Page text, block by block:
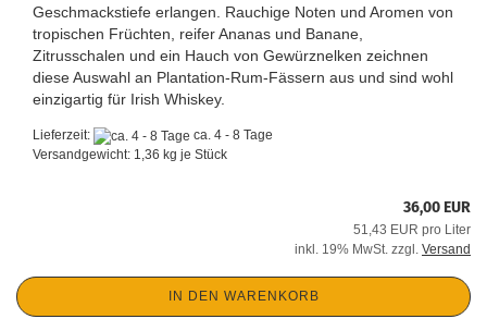
Geschmackstiefe erlangen. Rauchige Noten und Aromen von
tropischen Früchten, reifer Ananas und Banane,
Zitrusschalen und ein Hauch von Gewürznelken zeichnen
diese Auswahl an Plantation-Rum-Fässern aus und sind wohl
einzigartig für Irish Whiskey.
Lieferzeit:
ca. 4 - 8 Tage
Versandgewicht: 1,36 kg je Stück
36,00 EUR
51,43 EUR pro Liter
inkl. 19% MwSt. zzgl. Versand
IN DEN WARENKORB